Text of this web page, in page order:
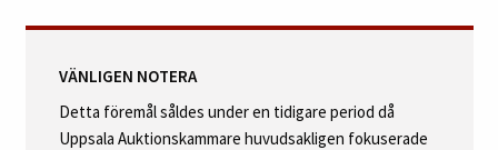
VÄNLIGEN NOTERA
Detta föremål såldes under en tidigare period då
Uppsala Auktionskammare huvudsakligen fokuserade